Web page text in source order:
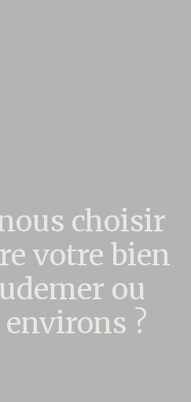
choisir
votre bien
ou
environs ?